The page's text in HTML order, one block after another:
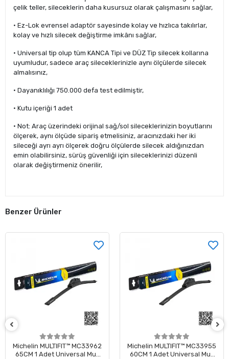
çelik teller, sileceklerin daha kusursuz olarak çalışmasını sağlar,
• Ez-Lok evrensel adaptör sayesinde kolay ve hızlıca takılırlar,
kolay ve hızlı silecek değiştirme imkânı sağlar,
• Universal tip olup tüm KANCA Tipi ve DÜZ Tip silecek kollarına
uyumludur, sadece araç sileceklerinizle aynı ölçülerde silecek
almalısınız,
• Dayanıklılığı 750.000 defa test edilmiştir,
• Kutu içeriği 1 adet
• Not: Araç üzerindeki orijinal sağ/sol sileceklerinizin boyutlarını
ölçerek, aynı ölçüde sipariş etmelisiniz, aracınızdaki her iki
sileceği ayrı ayrı ölçerek doğru ölçülerde silecek aldığınızdan
emin olabilirsiniz, sürüş güvenliği için sileceklerinizi düzenli
olarak değiştirmeniz önerilir,
Benzer Ürünler
Michelin MULTIFIT™ MC33955
60CM 1 Adet Universal Muz
Michelin MULTIFIT™
55CM 1 Adet Universal